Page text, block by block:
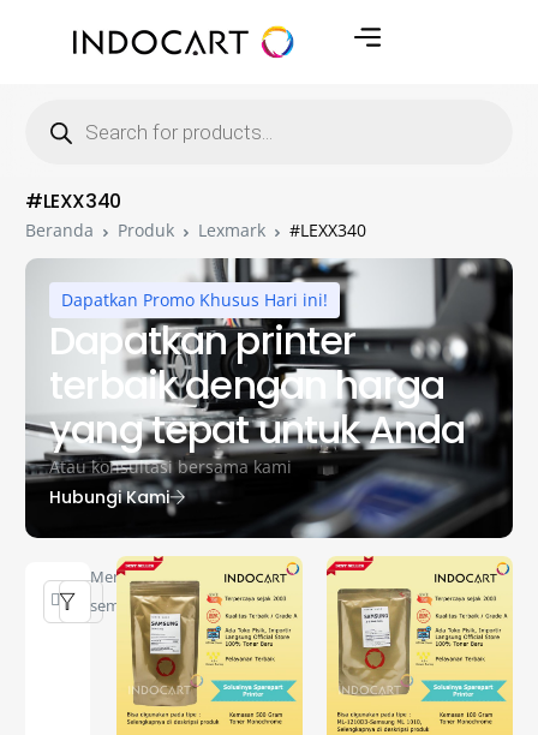
#LEXX340
Beranda Produk Lexmark #LEXX340
Dapatkan Promo Khusus Hari ini!
Dapatkan printer
terbaik dengan harga
yang tepat untuk Anda
Atau konsultasi bersama kami
Hubungi Kami
Menampilkan
semua 4 hasil